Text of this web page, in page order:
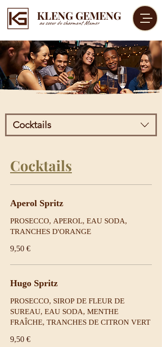
au coeur du charmant Mamer
KLENG GEMENG
Cocktails
Cocktails
Aperol Spritz
PROSECCO, APEROL, EAU SODA,
TRANCHES D'ORANGE
9,50 €
Hugo Spritz
PROSECCO, SIROP DE FLEUR DE
SUREAU, EAU SODA, MENTHE
FRAÎCHE, TRANCHES DE CITRON VERT
9,50 €